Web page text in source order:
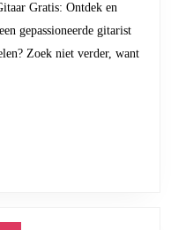
Gratis: Ontdek en
gepassioneerde gitarist
Zoek niet verder, want